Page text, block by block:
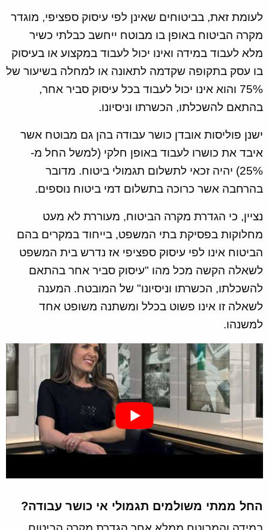
לעומת זאת, בביטוחים שאינן לפי עיסוק ספציפי, מוגדר
מקרה הביטוח באופן בו מבוטח ייחשב כבלתי כשיר
מלא לעבוד במידה ואינו יכול לעבוד במקצוע או בעיסוק
בו עסק בתקופה שקדמה לתאונה או למחלה בשיעור של
75% והוא אינו יכול לעבוד בכל עיסוק סביר אחר,
בהתאם להשכלתו, הכשרתו וניסיונו.
ישנן פוליסות אובדן כושר עבודה בהן גם מבוטח אשר
איבד את כושרו לעבוד באופן חלקי (למשל החל מ-
25%) יהיה זכאי לתשלום תגמולי ביטוח. מדובר
בהרחבה אשר כרוכה בתשלום דמי ביטוח נוספים.
נציין, כי הגדרת מקרה הביטוח, מעוררת לא מעט
מחלוקות בפסיקת בתי המשפט, בייחוד במקרים בהם
הביטוח אינו לפי עיסוק ספציפי אז נדרש בית המשפט
לשאלה הקשה מכל מהו "עיסוק סביר אחר בהתאם
להשכלתו, הכשרתו וניסיונו" של המובטח. המענה
לשאלה זו אינו פשוט בכלל ומשתנה משופט אחד
למשנהו.
החל ממתי משולמים תגמולי אי כושר עבודה?